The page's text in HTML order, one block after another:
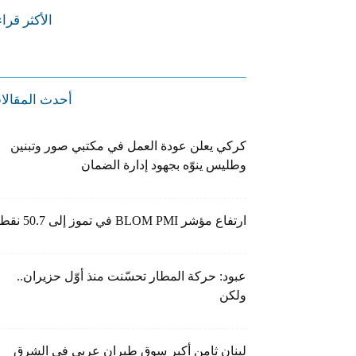
الأكثر
أحدث
كركي يعلن عودة العمل في مكتبي صور وتبنين
وطليس ينوّه بجهود إدارة الضمان
ارتفاع مؤشر BLOM PMI في تموز إلى 50.7 نقطة
عبود: حركة المطار تحسّنت منذ أوّل حزيران..
ولكن
لبنان ثامن أكبر سوق طيران عربي في الشرق